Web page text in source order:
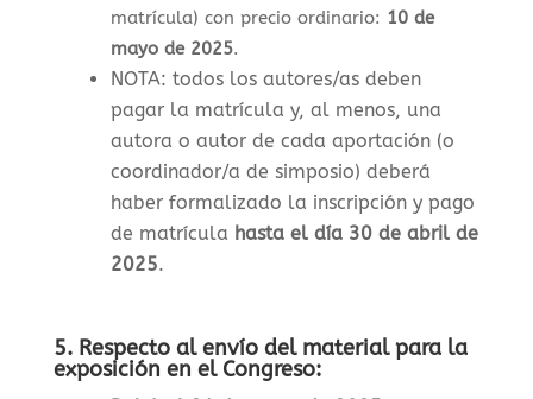
matrícula) con precio ordinario: 10 de
mayo de 2025.
NOTA: todos los autores/as deben
pagar la matrícula y, al menos, una
autora o autor de cada aportación (o
coordinador/a de simposio) deberá
haber formalizado la inscripción y pago
de matrícula hasta el día 30 de abril de
2025.
5. Respecto al envío del material para la
exposición en el Congreso: